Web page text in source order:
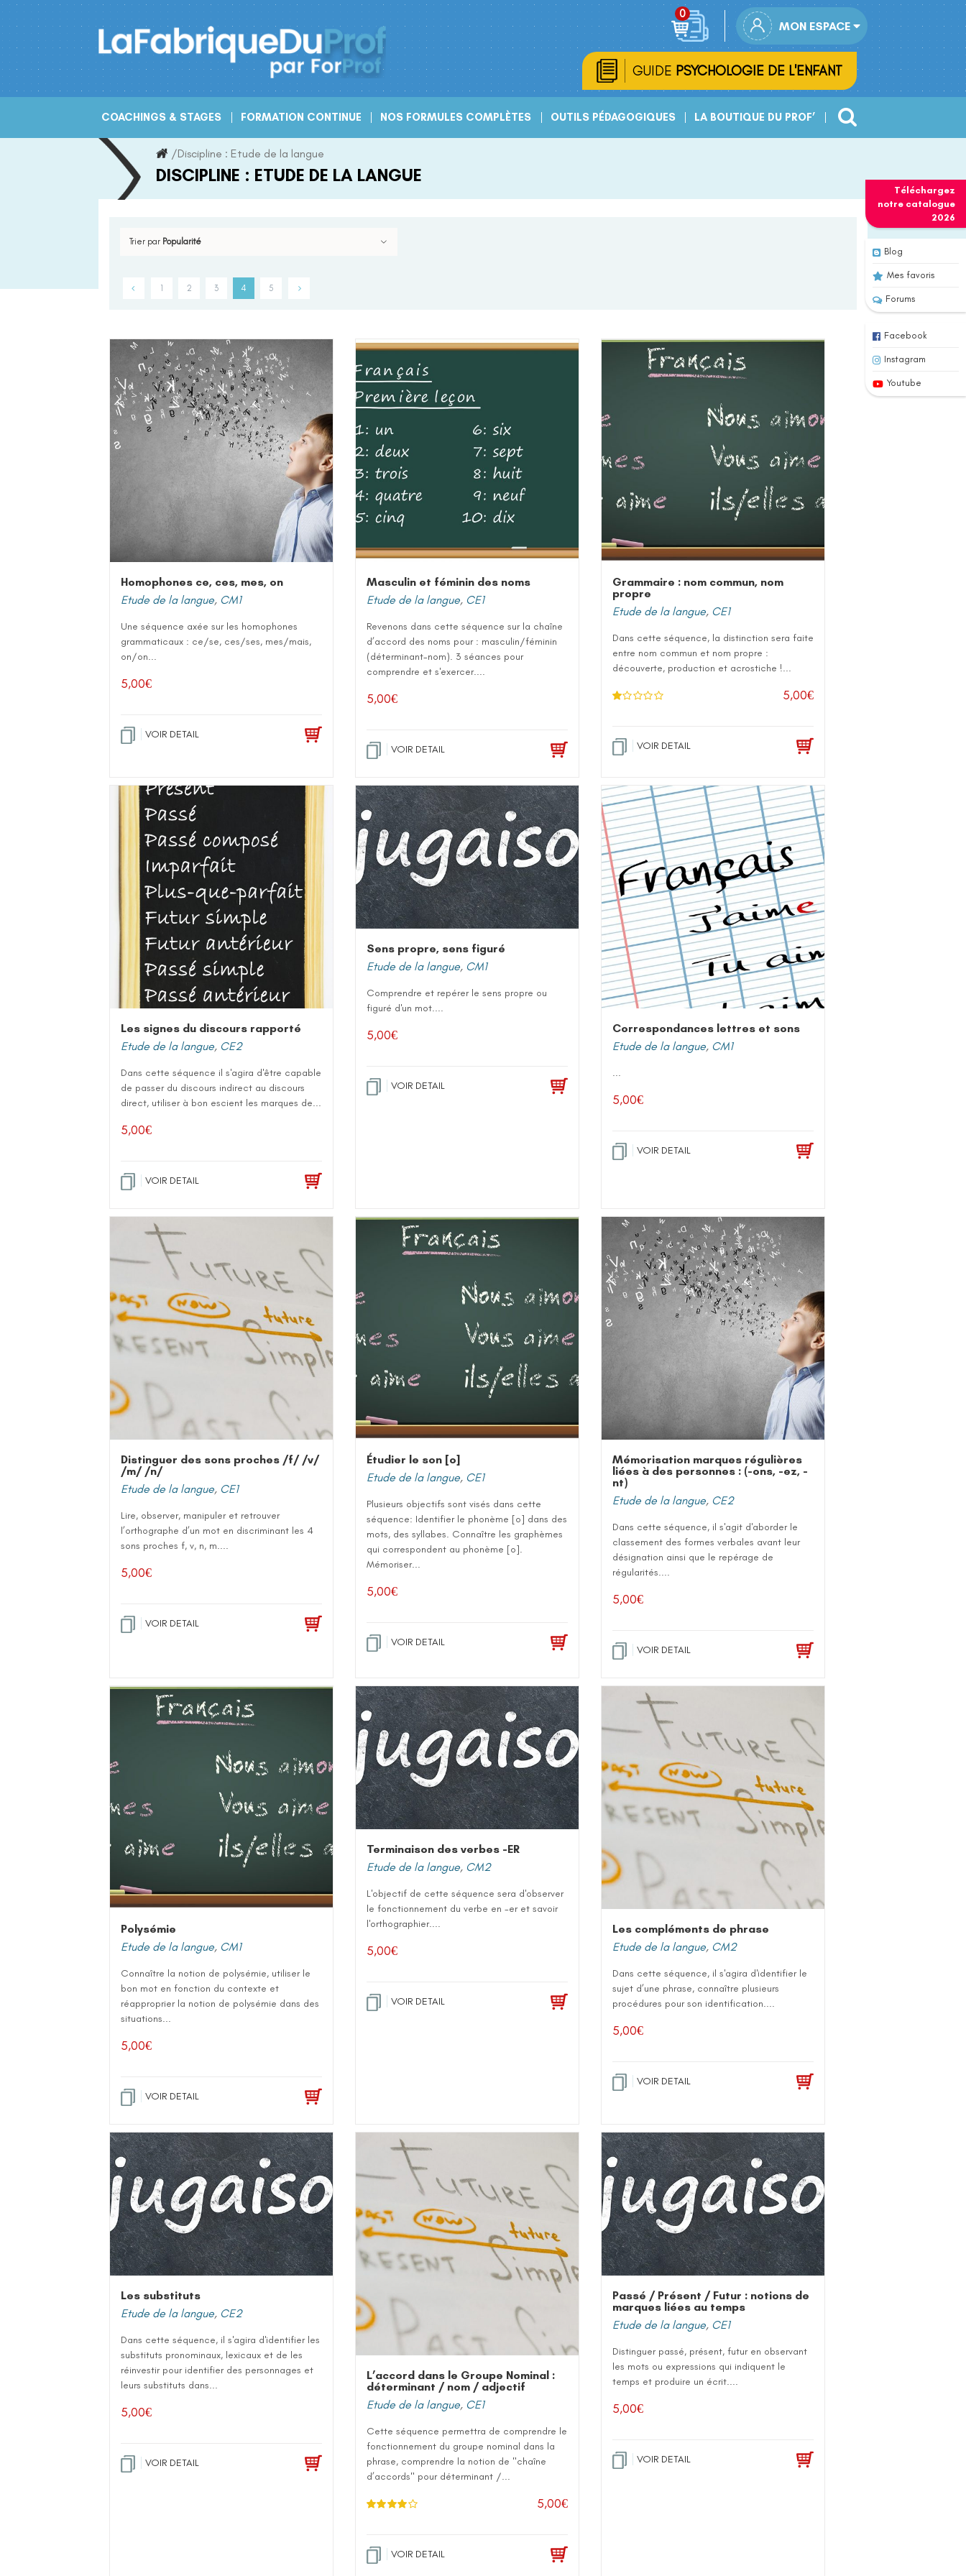
Téléchargez
notre catalogue
2026
Blog
Mes favoris
Forums
Facebook
Instagram
Youtube
Skip
to
MON ESPACE
GUIDE PSYCHOLOGIE DE L'ENFANT
COACHINGS & STAGES FORMATION CONTINUE NOS FORMULES COMPLÈTES OUTILS PÉDAGOGIQUES LA BOUTIQUE DU PROF’
/Discipline : Etude de la langue
DISCIPLINE : ETUDE DE LA LANGUE
Trier par Popularité
1 2 3 4 5
Homophones ce, ces, mes, on
Etude de la langue, CM1
Une séquence axée sur les homophones
grammaticaux : ce/se, ces/ses, mes/mais,
on/on...
5,00€
VOIR DETAIL
Masculin et féminin des noms
Etude de la langue, CE1
Revenons dans cette séquence sur la chaîne
d’accord des noms pour : masculin/féminin
(déterminant-nom). 3 séances pour
comprendre et s'exercer....
5,00€
VOIR DETAIL
Grammaire : nom commun, nom
propre
Etude de la langue, CE1
Dans cette séquence, la distinction sera faite
entre nom commun et nom propre :
découverte, production et acrostiche !...
.0
5,00€
VOIR DETAIL
Les signes du discours rapporté
Etude de la langue, CE2
Dans cette séquence il s'agira d'être capable
de passer du discours indirect au discours
direct, utiliser à bon escient les marques de...
5,00€
VOIR DETAIL
Sens propre, sens figuré
Etude de la langue, CM1
Comprendre et repérer le sens propre ou
figuré d'un mot....
5,00€
VOIR DETAIL
Correspondances lettres et sons
Etude de la langue, CM1
...
5,00€
VOIR DETAIL
Distinguer des sons proches /f/ /v/
/m/ /n/
Etude de la langue, CE1
Lire, observer, manipuler et retrouver
l’orthographe d’un mot en discriminant les 4
sons proches f, v, n, m....
5,00€
VOIR DETAIL
Étudier le son [o]
Etude de la langue, CE1
Plusieurs objectifs sont visés dans cette
séquence: Identifier le phonème [o] dans des
mots, des syllabes. Connaître les graphèmes
qui correspondent au phonème [o].
Mémoriser...
5,00€
VOIR DETAIL
Mémorisation marques régulières
liées à des personnes : (-ons, -ez, -
nt)
Etude de la langue, CE2
Dans cette séquence, il s'agit d'aborder le
classement des formes verbales avant leur
désignation ainsi que le repérage de
régularités....
5,00€
VOIR DETAIL
Polysémie
Etude de la langue, CM1
Connaître la notion de polysémie, utiliser le
bon mot en fonction du contexte et
réapproprier la notion de polysémie dans des
situations...
5,00€
VOIR DETAIL
Terminaison des verbes -ER
Etude de la langue, CM2
L'objectif de cette séquence sera d'observer
le fonctionnement du verbe en -er et savoir
l'orthographier....
5,00€
VOIR DETAIL
Les compléments de phrase
Etude de la langue, CM2
Dans cette séquence, il s'agira d'identifier le
sujet d’une phrase, connaître plusieurs
procédures pour son identification....
5,00€
VOIR DETAIL
Les substituts
Etude de la langue, CE2
Dans cette séquence, il s'agira d'identifier les
substituts pronominaux, lexicaux et de les
réinvestir pour identifier des personnages et
leurs substituts dans...
5,00€
VOIR DETAIL
L’accord dans le Groupe Nominal :
déterminant / nom / adjectif
Etude de la langue, CE1
Cette séquence permettra de comprendre le
fonctionnement du groupe nominal dans la
phrase, comprendre la notion de "chaîne
d’accords" pour déterminant /...
5,00€
VOIR DETAIL
Passé / Présent / Futur : notions de
marques liées au temps
Etude de la langue, CE1
Distinguer passé, présent, futur en observant
les mots ou expressions qui indiquent le
temps et produire un écrit....
5,00€
VOIR DETAIL